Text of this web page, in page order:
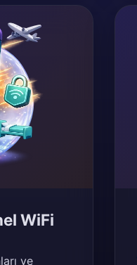
WiFi
ve